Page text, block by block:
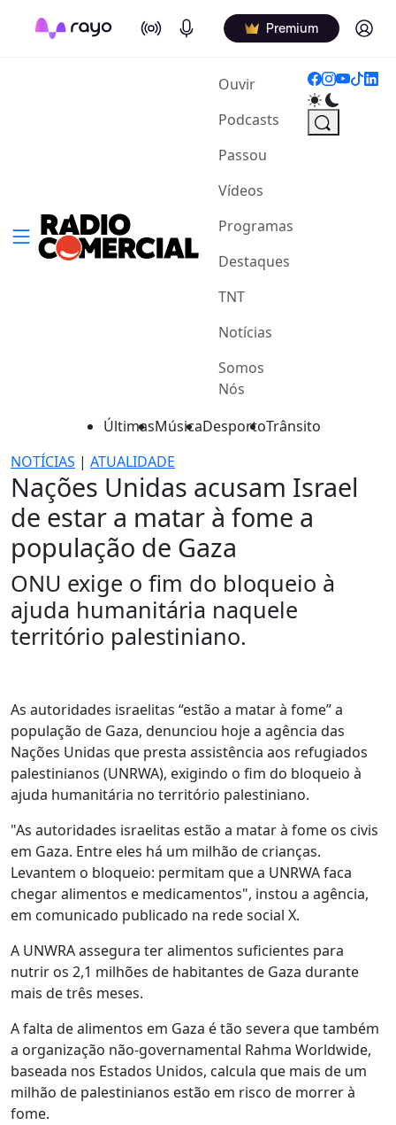
On Air Podcasts Premium Log in
Ouvir(current)
Podcasts
Passou
Vídeos
Programas
Destaques
TNT
Notícias
Somos
Nós
ÚltimasMúsicaDesportoTrânsito
NOTÍCIAS | ATUALIDADE
Nações Unidas acusam Israel
de estar a matar à fome a
população de Gaza
ONU exige o fim do bloqueio à
ajuda humanitária naquele
território palestiniano.
As autoridades israelitas “estão a matar à fome” a
população de Gaza, denunciou hoje a agência das
Nações Unidas que presta assistência aos refugiados
palestinianos (UNRWA), exigindo o fim do bloqueio à
ajuda humanitária no território palestiniano.
"As autoridades israelitas estão a matar à fome os civis
em Gaza. Entre eles há um milhão de crianças.
Levantem o bloqueio: permitam que a UNRWA faca
chegar alimentos e medicamentos", instou a agência,
em comunicado publicado na rede social X.
A UNWRA assegura ter alimentos suficientes para
nutrir os 2,1 milhões de habitantes de Gaza durante
mais de três meses.
A falta de alimentos em Gaza é tão severa que também
a organização não-governamental Rahma Worldwide,
baseada nos Estados Unidos, calcula que mais de um
milhão de palestinianos estão em risco de morrer à
fome.